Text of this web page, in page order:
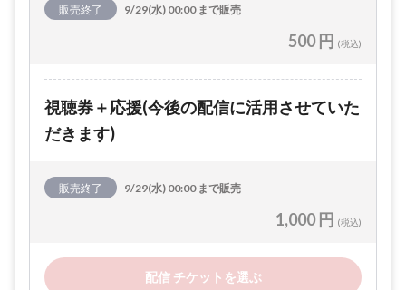
販売終了 9/29(水) 00:00 まで販売
500 円 (税込)
視聴券＋応援(今後の配信に活用させていた
だきます)
販売終了 9/29(水) 00:00 まで販売
1,000 円 (税込)
配信 チケットを選ぶ